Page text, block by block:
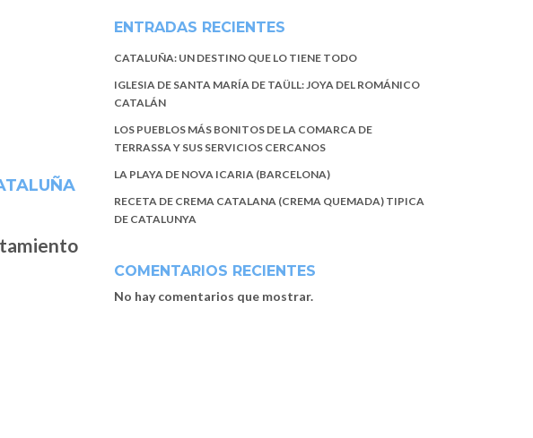
ENTRADAS RECIENTES
CATALUÑA: UN DESTINO QUE LO TIENE TODO
IGLESIA DE SANTA MARÍA DE TAÜLL: JOYA DEL ROMÁNICO
CATALÁN
LOS PUEBLOS MÁS BONITOS DE LA COMARCA DE
TERRASSA Y SUS SERVICIOS CERCANOS
LA PLAYA DE NOVA ICARIA (BARCELONA)
RECETA DE CREMA CATALANA (CREMA QUEMADA) TIPICA
DE CATALUNYA
COMENTARIOS RECIENTES
No hay comentarios que mostrar.